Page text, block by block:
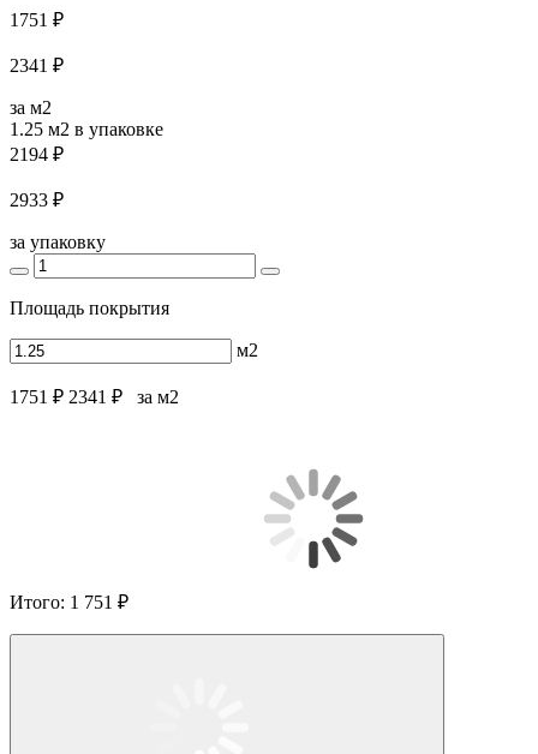
1751 ₽
2341 ₽
за м2
1.25 м2 в упаковке
2194 ₽
2933 ₽
за упаковку
Площадь покрытия
м2
1751 ₽ 2341 ₽ за м2
Итого: 1 751 ₽